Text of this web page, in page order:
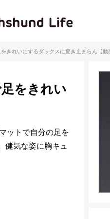
きれいにするダックスに驚き止まらん【動
をきれい
ットで自分の足を
気な姿に胸キュ